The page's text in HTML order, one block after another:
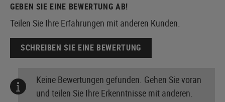
GEBEN SIE EINE BEWERTUNG AB!
Teilen Sie Ihre Erfahrungen mit anderen Kunden.
SCHREIBEN SIE EINE BEWERTUNG
Keine Bewertungen gefunden. Gehen Sie voran
und teilen Sie Ihre Erkenntnisse mit anderen.